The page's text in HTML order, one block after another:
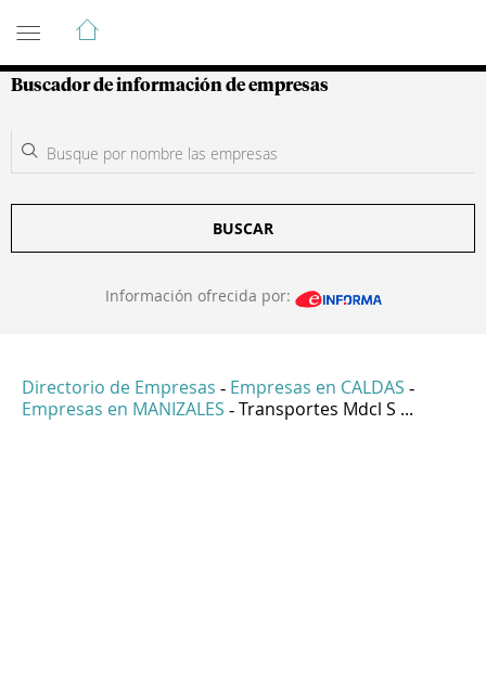
Guía de Empresas Colombianas
Buscador de información de empresas
BUSCAR
Información ofrecida por:
Directorio de Empresas - Empresas en CALDAS -
Empresas en MANIZALES - Transportes Mdcl S ...